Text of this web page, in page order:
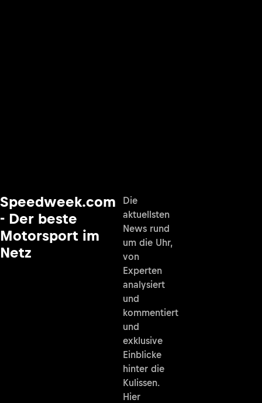
Speedweek.com
- Der beste
Motorsport im
Netz
Die
aktuellsten
News rund
um die Uhr,
von
Experten
analysiert
und
kommentiert
und
exklusive
Einblicke
hinter die
Kulissen.
Hier